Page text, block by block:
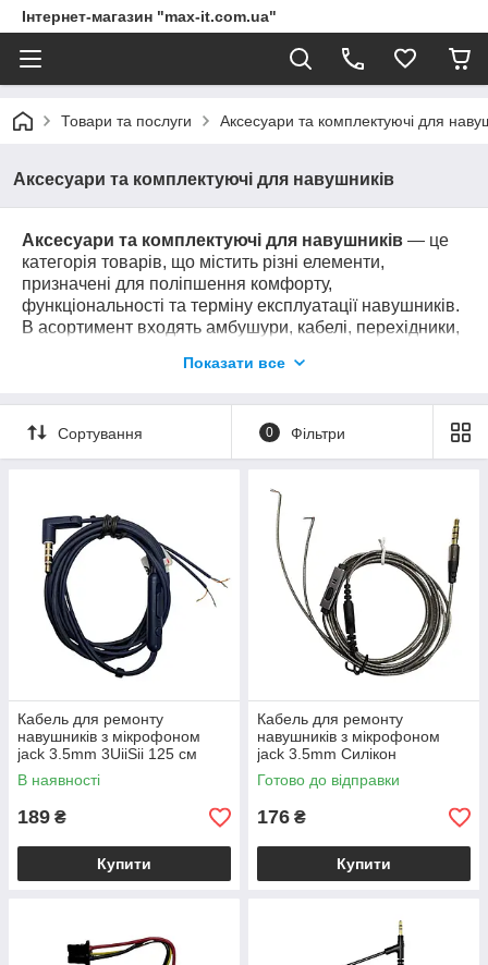
Інтернет-магазин "max-it.com.ua"
Товари та послуги Аксесуари та комплектуючі для
Аксесуари та комплектуючі для навушників
Аксесуари та комплектуючі для навушників — це
категорія товарів, що містить різні елементи,
призначені для поліпшення комфорту,
функціональності та терміну експлуатації навушників.
В асортимент входять амбушури, кабелі, перехідники,
аксесуари. Ці товари підійдуть як для професійного
зручність під час експлуатації навушників.
Показати все
Сортування 0 Фільтри
Кабель для ремонту
навушників з мікрофоном
jack 3.5mm 3UiiSii 125 см
Синій
В наявності
189 ₴
Купити
Кабель для ремонту
навушників з мікрофоном
jack 3.5mm Силікон
Готово до відправки
176 ₴
Купити